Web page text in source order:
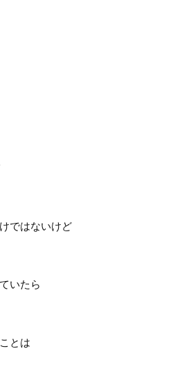
ではないけど
いたら
とは